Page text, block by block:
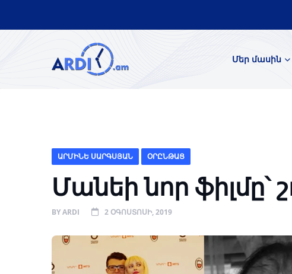
Մեր մասին
ԱՐՄԻՆԵ ՍԱՐԳՍՅԱՆ ՕՐԸՆԹԱՑ
Մանեի նոր ֆիլմը՝
BYARDI 2 ՕԳՈՍՏՈՍԻ, 2019